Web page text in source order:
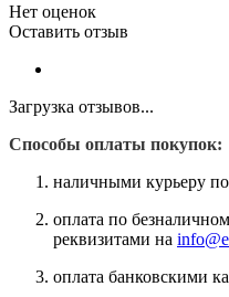
Нет оценок
Оставить отзыв
Загрузка отзывов...
Способы оплаты покупок:
наличными курьеру
оплата по
реквизитами на
оплата банковскими